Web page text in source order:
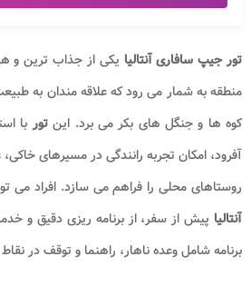
تور جیپ سافاری آنتالیا یکی از جذاب ترین و
منطقه به شمار می رود که علاقه مندان به
کوه ها و جنگل های بکر می برد. اینتور با
آفرود، امکان تجربه رانندگی در مسیرهای خاکی،
روستاهای محلی را فراهم می سازد. افراد می
آنتالیا پیش از سفر، از برنامه ریزی دقیق و
برنامه شامل وعده ناهار، راهنما و توقف در